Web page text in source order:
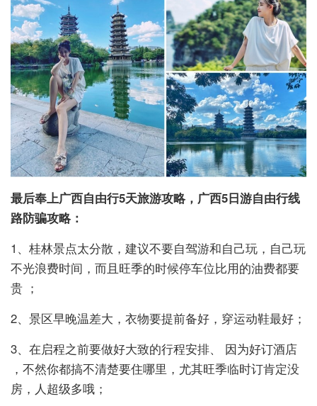
最后奉上广西自由行5天旅游攻略，广西5日游自由行线
路防骗攻略：
1、桂林景点太分散，建议不要自驾游和自己玩，自己玩
不光浪费时间，而且旺季的时候停车位比用的油费都要
贵 ；
2、景区早晚温差大，衣物要提前备好，穿运动鞋最好；
3、在启程之前要做好大致的行程安排、 因为好订酒店
，不然你都搞不清楚要住哪里，尤其旺季临时订肯定没
房，人超级多哦；